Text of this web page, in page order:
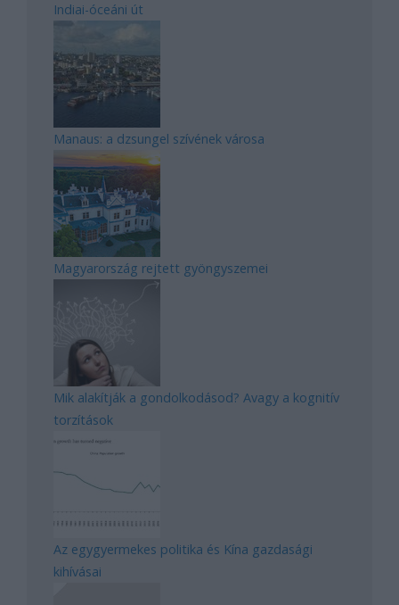
Indiai-óceáni út
Manaus: a dzsungel szívének városa
Magyarország rejtett gyöngyszemei
Mik alakítják a gondolkodásod? Avagy a kognitív
torzítások
Az egygyermekes politika és Kína gazdasági
kihívásai